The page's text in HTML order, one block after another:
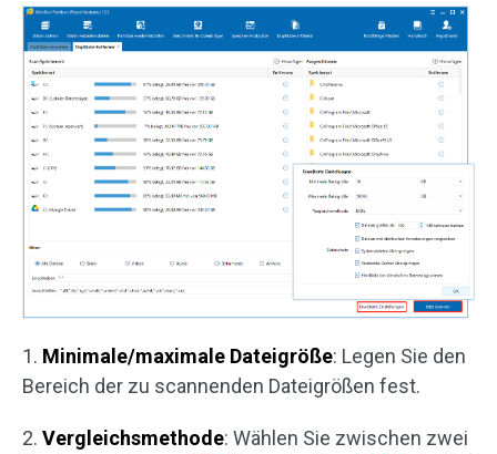
1. Minimale/maximale Dateigröße: Legen Sie den
Bereich der zu scannenden Dateigrößen fest.
2. Vergleichsmethode: Wählen Sie zwischen zwei